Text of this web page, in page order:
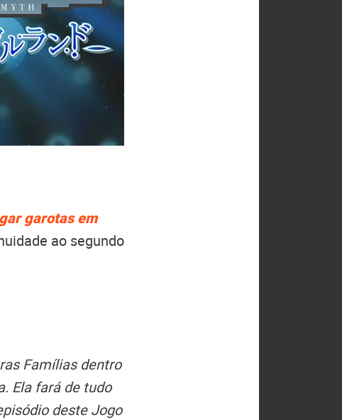
garotas em
ao segundo
Famílias dentro
Ela fará de tudo
deste Jogo